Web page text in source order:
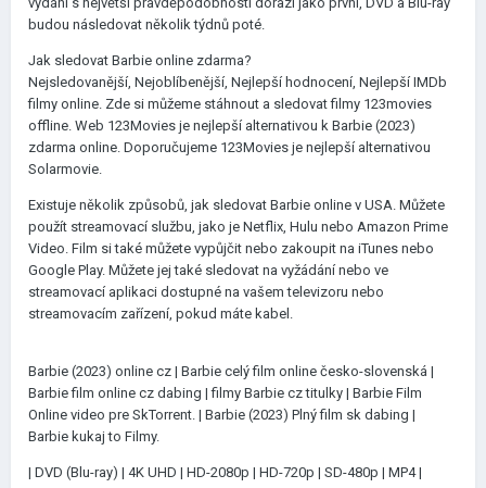
budou následovat několik týdnů poté.
Jak sledovat Barbie online zdarma?
Nejsledovanější, Nejoblíbenější, Nejlepší hodnocení, Nejlepší IMDb
filmy online. Zde si můžeme stáhnout a sledovat filmy 123movies
offline. Web 123Movies je nejlepší alternativou k Barbie (2023)
zdarma online. Doporučujeme 123Movies je nejlepší alternativou
Solarmovie.
Existuje několik způsobů, jak sledovat Barbie online v USA. Můžete
použít streamovací službu, jako je Netflix, Hulu nebo Amazon Prime
Video. Film si také můžete vypůjčit nebo zakoupit na iTunes nebo
Google Play. Můžete jej také sledovat na vyžádání nebo ve
streamovací aplikaci dostupné na vašem televizoru nebo
streamovacím zařízení, pokud máte kabel.
Barbie (2023) online cz | Barbie celý film online česko-slovenská |
Barbie film online cz dabing | filmy Barbie cz titulky | Barbie Film
Online video pre SkTorrent. | Barbie (2023) Plný film sk dabing |
Barbie kukaj to Filmy.
| DVD (Blu-ray) | 4K UHD | HD-2080p | HD-720p | SD-480p | MP4 |